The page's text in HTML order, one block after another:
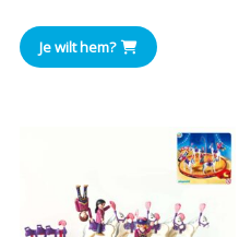
Je wilt hem?